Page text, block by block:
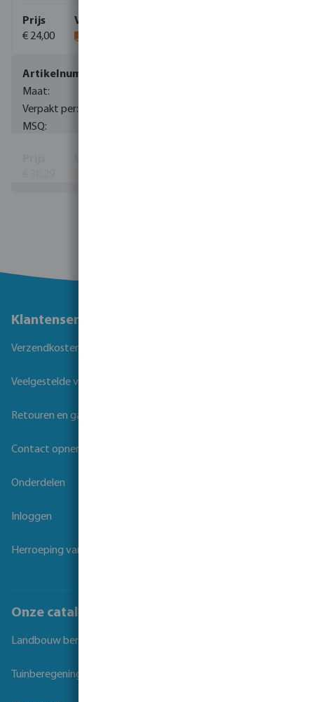
€ 24,00
Klantenservice
Verzendkosten
Veelgestelde vragen
Retouren en garantie
Contact opnemen
Onderdelen
Inloggen
Herroeping van overeenkomst
Onze catalogi
Landbouw beregening
Tuinberegening